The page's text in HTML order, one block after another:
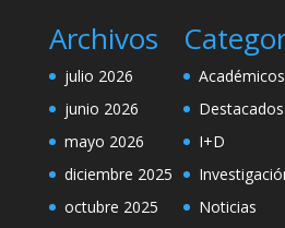
Archivos
julio 2026
junio 2026
mayo 2026
diciembre 2025
octubre 2025
Académicos
Destacados
I+D
Noticias